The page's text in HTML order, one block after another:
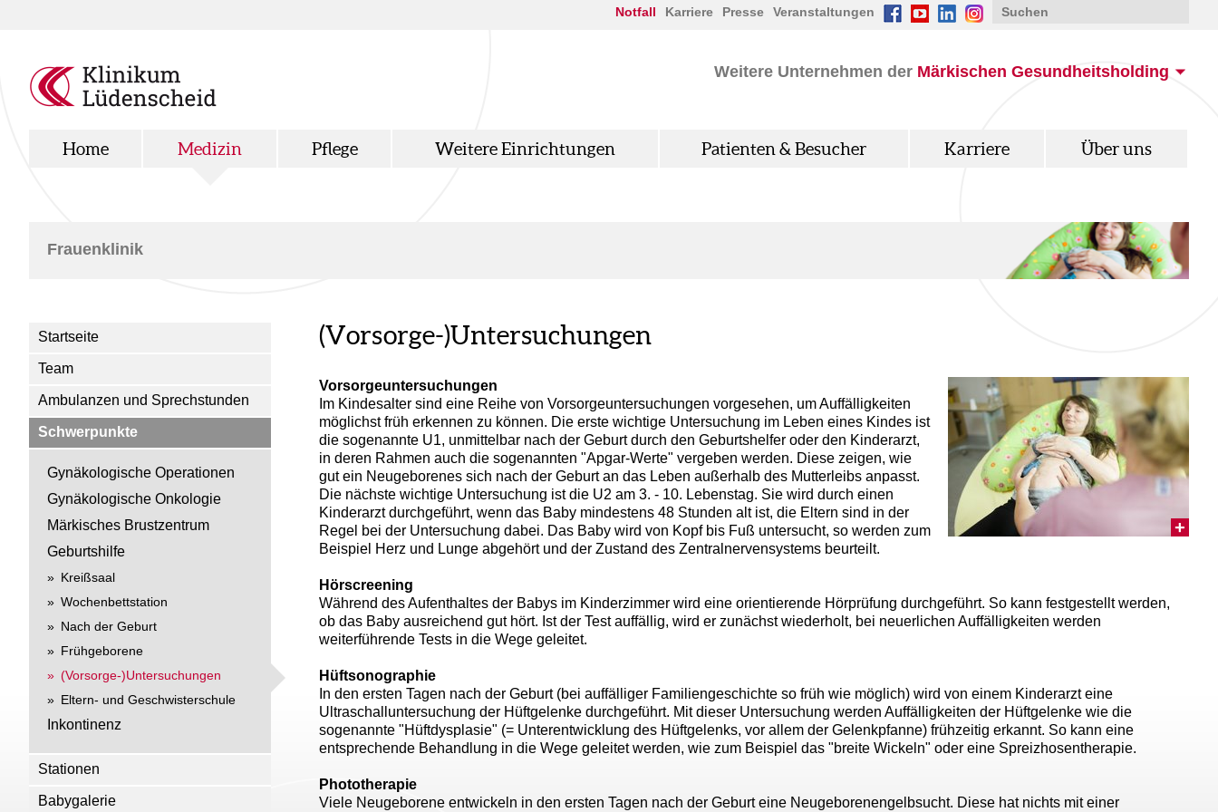
Notfall Karriere Presse Veranstaltungen
Weitere Unternehmen der Märkischen Gesundheitsholding
Home Medizin Pflege Weitere Einrichtungen Patienten & Besucher Karriere Über uns
Frauenklinik
Startseite
Team
Ambulanzen und Sprechstunden
Schwerpunkte
Gynäkologische Operationen
Gynäkologische Onkologie
Märkisches Brustzentrum
Geburtshilfe
Kreißsaal
Wochenbettstation
Nach der Geburt
Frühgeborene
(Vorsorge-)Untersuchungen
Eltern- und Geschwisterschule
Inkontinenz
Stationen
Babygalerie
(Vorsorge-)Untersuchungen
Vorsorgeuntersuchungen
Im Kindesalter sind eine Reihe von Vorsorgeuntersuchungen vorgesehen, um Auffälligkeiten
möglichst früh erkennen zu können. Die erste wichtige Untersuchung im Leben eines Kindes ist
die sogenannte U1, unmittelbar nach der Geburt durch den Geburtshelfer oder den Kinderarzt,
in deren Rahmen auch die sogenannten "Apgar-Werte" vergeben werden. Diese zeigen, wie
gut ein Neugeborenes sich nach der Geburt an das Leben außerhalb des Mutterleibs anpasst.
Die nächste wichtige Untersuchung ist die U2 am 3. - 10. Lebenstag. Sie wird durch einen
Kinderarzt durchgeführt, wenn das Baby mindestens 48 Stunden alt ist, die Eltern sind in der
Regel bei der Untersuchung dabei. Das Baby wird von Kopf bis Fuß untersucht, so werden zum
Beispiel Herz und Lunge abgehört und der Zustand des Zentralnervensystems beurteilt.
Hörscreening
Während des Aufenthaltes der Babys im Kinderzimmer wird eine orientierende Hörprüfung durchgeführt. So kann festgestellt werden,
ob das Baby ausreichend gut hört. Ist der Test auffällig, wird er zunächst wiederholt, bei neuerlichen Auffälligkeiten werden
weiterführende Tests in die Wege geleitet.
Hüftsonographie
In den ersten Tagen nach der Geburt (bei auffälliger Familiengeschichte so früh wie möglich) wird von einem Kinderarzt eine
Ultraschalluntersuchung der Hüftgelenke durchgeführt. Mit dieser Untersuchung werden Auffälligkeiten der Hüftgelenke wie die
sogenannte "Hüftdysplasie" (= Unterentwicklung des Hüftgelenks, vor allem der Gelenkpfanne) frühzeitig erkannt. So kann eine
entsprechende Behandlung in die Wege geleitet werden, wie zum Beispiel das "breite Wickeln" oder eine Spreizhosentherapie.
Phototherapie
Viele Neugeborene entwickeln in den ersten Tagen nach der Geburt eine Neugeborenengelbsucht. Diese hat nichts mit einer